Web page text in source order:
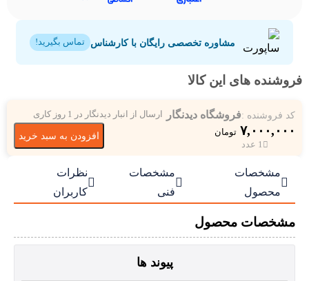
مشاوره تخصصی رایگان با کارشناس تماس بگیرید!
فروشنده های این کالا
کد فروشنده :فروشگاه دیدنگار ارسال از انبار دیدنگار در 1 روز کاری
۷,۰۰۰,۰۰۰ تومان
1 عدد
افزودن به سبد خرید

مشخصات
محصول

مشخصات
فنی

نظرات
کاربران
مشخصات محصول
پیوند ها